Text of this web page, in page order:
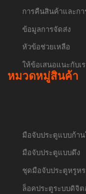
การคืนสินค้าและกา
ข้อมูลการจัดส่ง
หัวข้อช่วยเหลือ
ให้ข้อเสนอแนะกับเ
หมวดหมู่สินค้า
มือจับประตูแบบก้าน
มือจับประตูแบบดึง
ชุดมือจับประตูหรูหร
ล็อคประตูระบบดิจิต